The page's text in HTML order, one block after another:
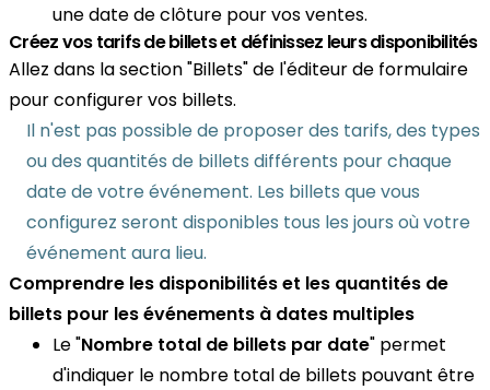
une date de clôture pour vos ventes.
Créez vos tarifs de billets et définissez leurs disponibilités
Allez dans la section "Billets" de l'éditeur de formulaire
pour configurer vos billets.
Il n'est pas possible de proposer des tarifs, des types
ou des quantités de billets différents pour chaque
date de votre événement. Les billets que vous
configurez seront disponibles tous les jours où votre
événement aura lieu.
Comprendre les disponibilités et les quantités de
billets pour les événements à dates multiples
Le "Nombre total de billets par date" permet
d'indiquer le nombre total de billets pouvant être